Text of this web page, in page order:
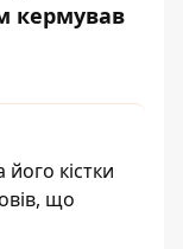
кермував
кістки
що